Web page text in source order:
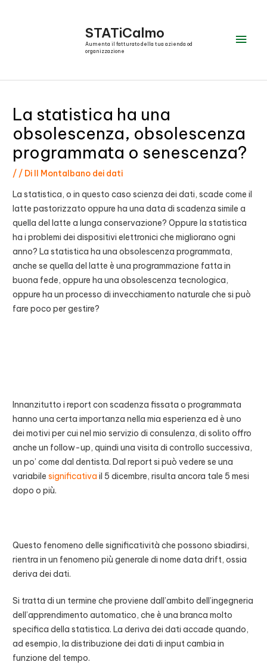
STATiCalmo
Aumenta il fatturato della tua azienda od
organizzazione
La statistica ha una
obsolescenza, obsolescenza
programmata o senescenza?
/ / Di Il Montalbano dei dati
La statistica, o in questo caso scienza dei dati, scade come il
latte pastorizzato oppure ha una data di scadenza simile a
quella del latte a lunga conservazione? Oppure la statistica
ha i problemi dei dispositivi elettronici che migliorano ogni
anno? La statistica ha una obsolescenza programmata,
anche se quella del latte è una programmazione fatta in
buona fede, oppure ha una obsolescenza tecnologica,
oppure ha un processo di invecchiamento naturale che si può
fare poco per gestire?
Innanzitutto i report con scadenza fissata o programmata
hanno una certa importanza nella mia esperienza ed è uno
dei motivi per cui nel mio servizio di consulenza, di solito offro
anche un follow-up, quindi una visita di controllo successiva,
un po’ come dal dentista. Dal report si può vedere se una
variabilesignificativa il 5 dicembre, risulta ancora tale 5 mesi
dopo o più.
Questo fenomeno delle significatività che possono sbiadirsi,
rientra in un fenomeno più generale di nome data drift, ossia
deriva dei dati.
Si tratta di un termine che proviene dall’ambito dell’ingegneria
dell’apprendimento automatico, che è una branca molto
specifica della statistica. La deriva dei dati accade quando,
ad esempio, la distribuzione dei dati di input cambia in
funzione del tempo.